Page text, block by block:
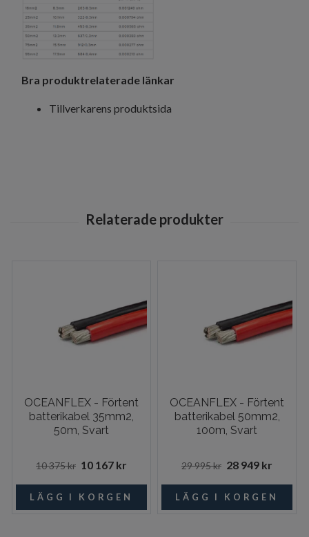
Bra produktrelaterade länkar
Tillverkarens produktsida
OCEANFLEX - Förtent
batterikabel 35mm2,
50m, Svart
10 375 kr 10 167 kr
OCEANFLEX - Förtent
batterikabel 50mm2,
100m, Svart
29 995 kr 28 949 kr